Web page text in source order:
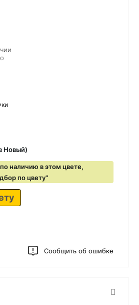
Новый)
наличию в этом цвете,
по цвету"
Сообщить об ошибке